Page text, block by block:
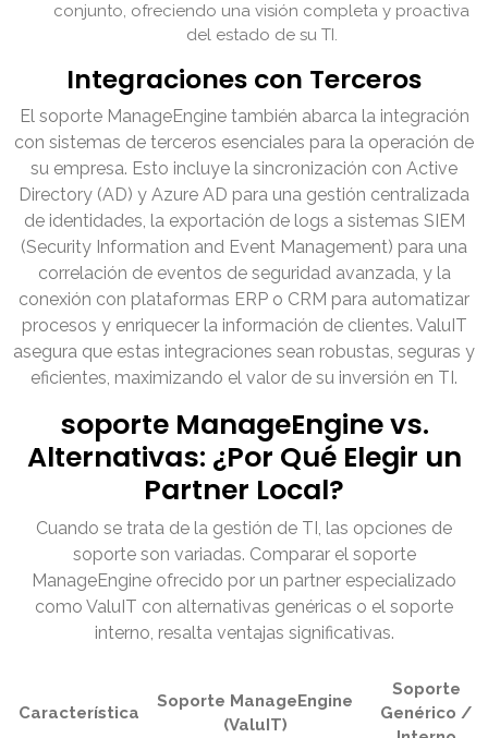
conjunto, ofreciendo una visión completa y proactiva
del estado de su TI.
Integraciones con Terceros
El soporte ManageEngine también abarca la integración
con sistemas de terceros esenciales para la operación de
su empresa. Esto incluye la sincronización con Active
Directory (AD) y Azure AD para una gestión centralizada
de identidades, la exportación de logs a sistemas SIEM
(Security Information and Event Management) para una
correlación de eventos de seguridad avanzada, y la
conexión con plataformas ERP o CRM para automatizar
procesos y enriquecer la información de clientes. ValuIT
asegura que estas integraciones sean robustas, seguras y
eficientes, maximizando el valor de su inversión en TI.
soporte ManageEngine vs.
Alternativas: ¿Por Qué Elegir un
Partner Local?
Cuando se trata de la gestión de TI, las opciones de
soporte son variadas. Comparar el soporte
ManageEngine ofrecido por un partner especializado
como ValuIT con alternativas genéricas o el soporte
interno, resalta ventajas significativas.
Característica
Soporte ManageEngine
(ValuIT)
Soporte
Genérico /